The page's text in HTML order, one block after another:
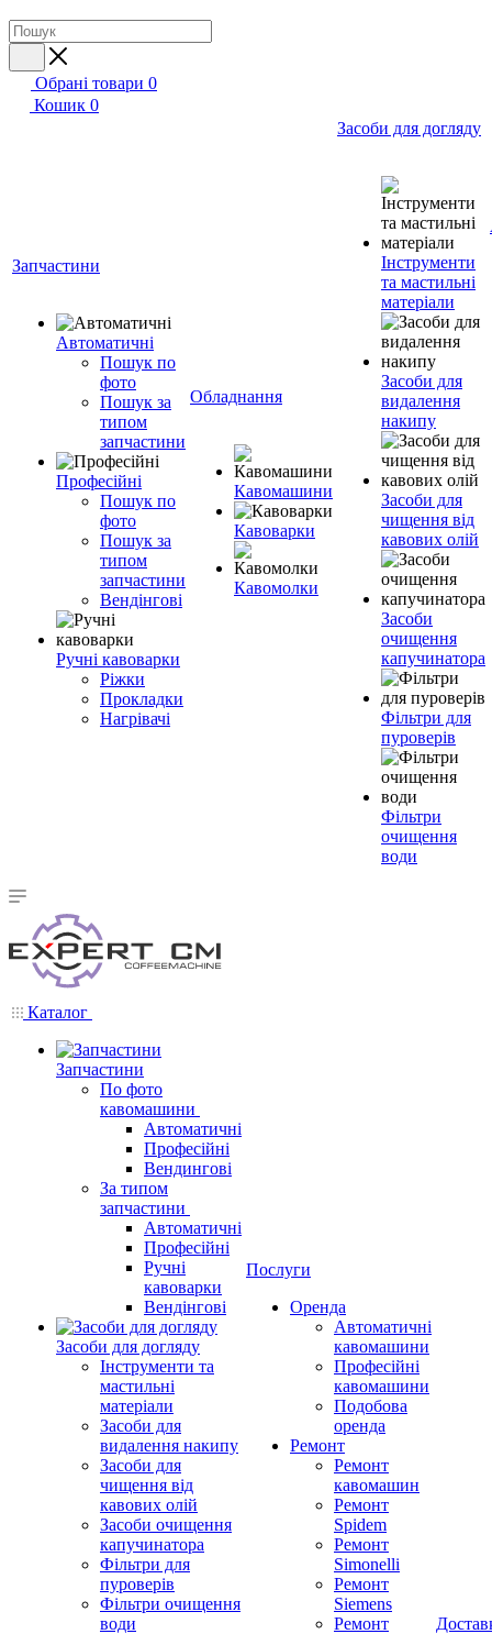
Обрані товари 0
Кошик 0
Запчастини
Автоматичні
Пошук по
фото
Пошук за
типом
запчастини
Професійні
Пошук по
фото
Пошук за
типом
запчастини
Вендінгові
Ручні кавоварки
Ріжки
Прокладки
Нагрівачі
Обладнання
Кавомашини
Кавоварки
Кавомолки
Засоби для догляду
Інструменти
та мастильні
матеріали
Засоби для
видалення
накипу
Засоби для
чищення від
кавових олій
Засоби
очищення
капучинатора
Фільтри для
пуроверів
Фільтри
очищення
води
Каталог
Запчастини
По фото
кавомашини
Автоматичні
Професійні
Вендингові
За типом
запчастини
Автоматичні
Професійні
Ручні
кавоварки
Вендінгові
Засоби для догляду
Інструменти та
мастильні
матеріали
Засоби для
видалення накипу
Засоби для
чищення від
кавових олій
Засоби очищення
капучинатора
Фільтри для
пуроверів
Фільтри очищення
води
Послуги
Оренда
Автоматичні
кавомашини
Професійні
кавомашини
Подобова
оренда
Ремонт
Ремонт
кавомашин
Ремонт
Spidem
Ремонт
Simonelli
Ремонт
Siemens
Ремонт